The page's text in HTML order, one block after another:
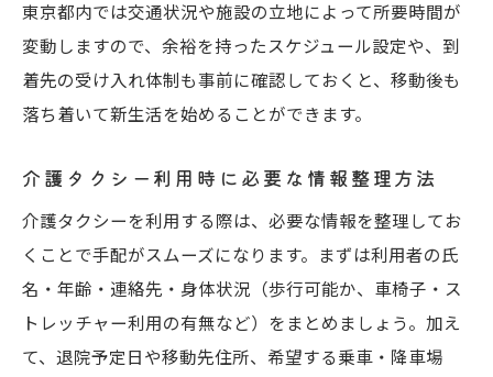
東京都内では交通状況や施設の立地によって所要時間が
変動しますので、余裕を持ったスケジュール設定や、到
着先の受け入れ体制も事前に確認しておくと、移動後も
落ち着いて新生活を始めることができます。
介護タクシー利用時に必要な情報整理方法
介護タクシーを利用する際は、必要な情報を整理してお
くことで手配がスムーズになります。まずは利用者の氏
名・年齢・連絡先・身体状況（歩行可能か、車椅子・ス
トレッチャー利用の有無など）をまとめましょう。加え
て、退院予定日や移動先住所、希望する乗車・降車場